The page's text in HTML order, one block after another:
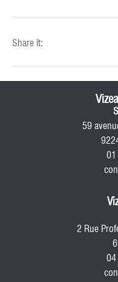
Share it:
59
2 Rue